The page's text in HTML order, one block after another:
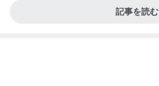
記事を読む